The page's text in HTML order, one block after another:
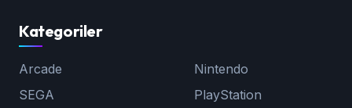
Kategoriler
Arcade
Nintendo
SEGA
PlayStation